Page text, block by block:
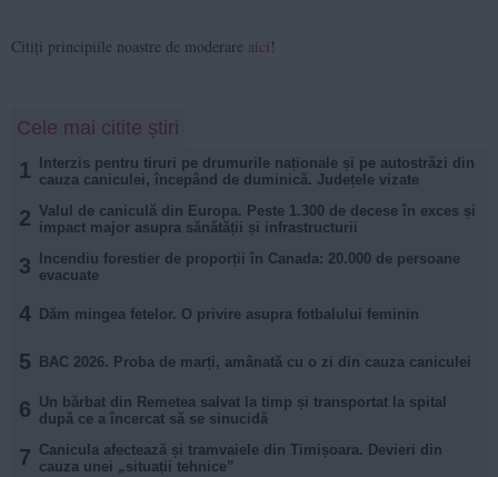
Citiți principiile noastre de moderare aici !
Cele mai citite știri
1
Interzis pentru tiruri pe drumurile naționale și pe autostrăzi din
cauza caniculei, începând de duminică. Județele vizate
2 Valul de caniculă din Europa. Peste 1.300 de decese în exces și
impact major asupra sănătății și infrastructurii
3
Incendiu forestier de proporții în Canada: 20.000 de persoane
evacuate
4 Dăm mingea fetelor. O privire asupra fotbalului feminin
5 BAC 2026. Proba de marți, amânată cu o zi din cauza caniculei
6
Un bărbat din Remetea salvat la timp și transportat la spital
după ce a încercat să se sinucidă
7 Canicula afectează și tramvaiele din Timișoara. Devieri din
cauza unei „situații tehnice”